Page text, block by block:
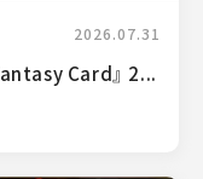
2026.07.31
Card』 2...